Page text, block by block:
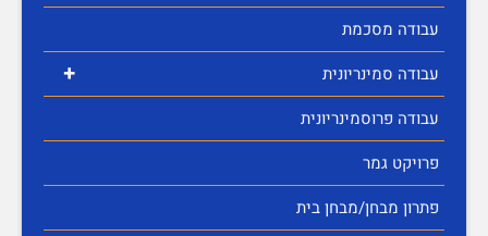
עבודה מסכמת
+
עבודה סמינריונית
עבודה פרוסמינריונית
פרויקט גמר
פתרון מבחן/מבחן בית